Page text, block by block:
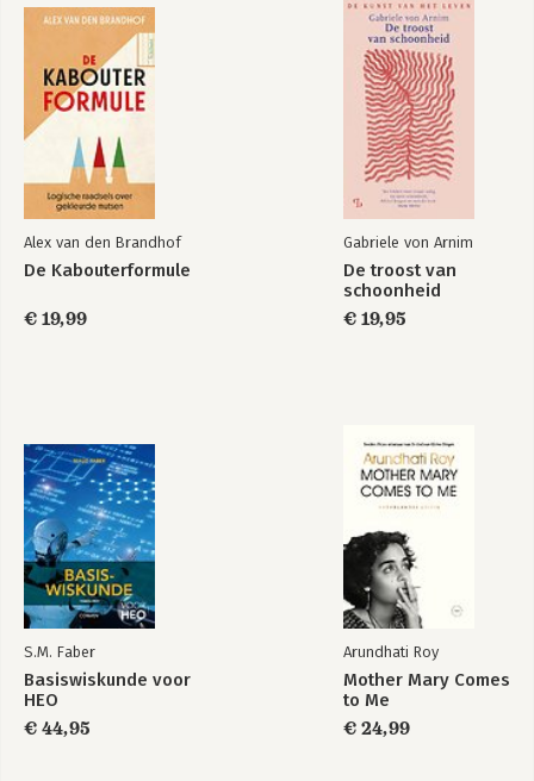
Superlogisch Vallende kwartjes
Bekijk alle boeken
Alex van den Brandhof
De Kabouterformule
€ 19,99
Gabriele von Arnim
De troost van
schoonheid
€ 19,95
S.M. Faber
Basiswiskunde voor
HEO
€ 44,95
Arundhati Roy
Mother Mary Comes
to Me
€ 24,99